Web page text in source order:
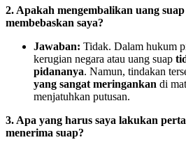
2. Apakah mengembalikan uang
membebaskan saya?
Jawaban: Tidak. Dalam hukum
kerugian negara atau uang suap
pidananya. Namun, tindakan
yang sangat meringankan di
menjatuhkan putusan.
3. Apa yang harus saya lakukan
menerima suap?